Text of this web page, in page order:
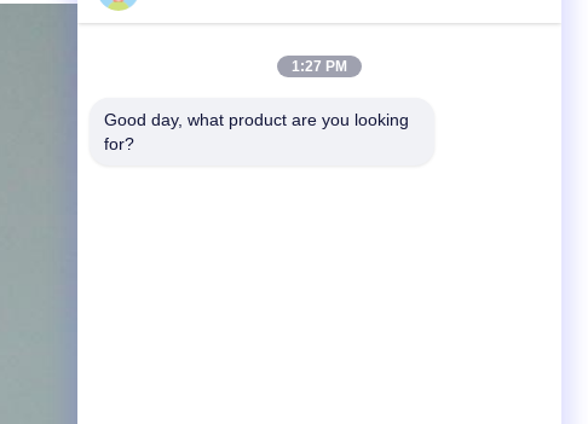
1:27 PM
Good day, what product are you looking
for?